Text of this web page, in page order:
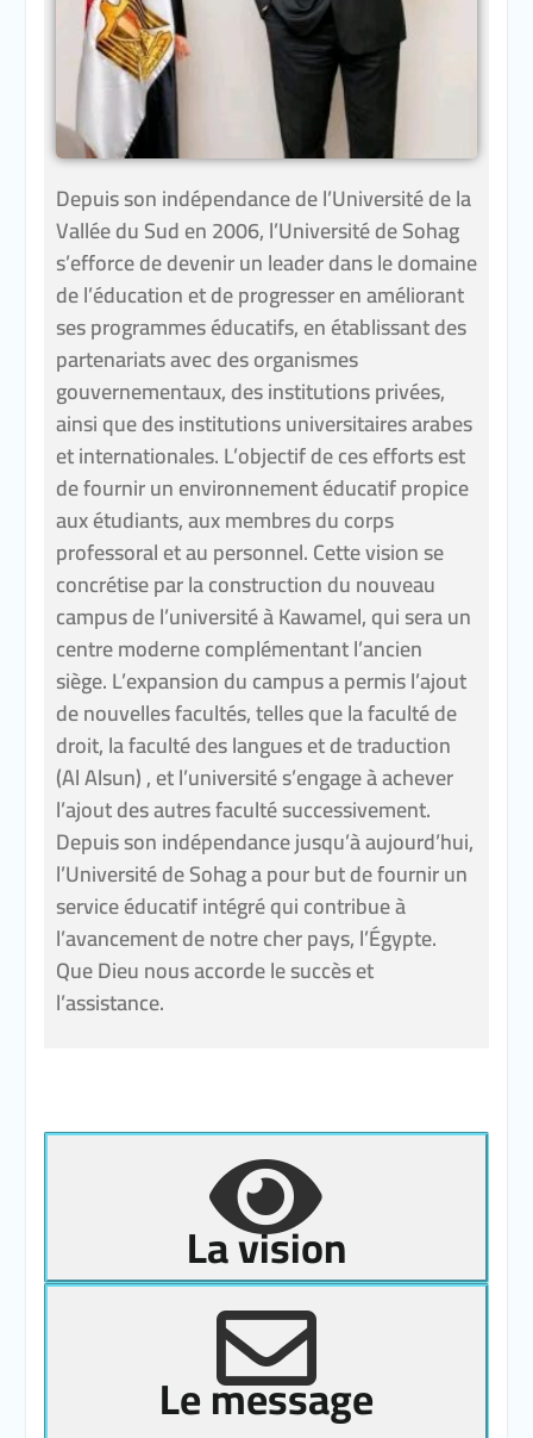
Depuis son indépendance de l’Université de la
Vallée du Sud en 2006, l’Université de Sohag
s’efforce de devenir un leader dans le domaine
de l’éducation et de progresser en améliorant
ses programmes éducatifs, en établissant des
partenariats avec des organismes
gouvernementaux, des institutions privées,
ainsi que des institutions universitaires arabes
et internationales. L’objectif de ces efforts est
de fournir un environnement éducatif propice
aux étudiants, aux membres du corps
professoral et au personnel. Cette vision se
concrétise par la construction du nouveau
campus de l’université à Kawamel, qui sera un
centre moderne complémentant l’ancien
siège. L’expansion du campus a permis l’ajout
de nouvelles facultés, telles que la faculté de
droit, la faculté des langues et de traduction
(Al Alsun) , et l’université s’engage à achever
l’ajout des autres faculté successivement.
Depuis son indépendance jusqu’à aujourd’hui,
l’Université de Sohag a pour but de fournir un
service éducatif intégré qui contribue à
l’avancement de notre cher pays, l’Égypte.
Que Dieu nous accorde le succès et
l’assistance.
La vision
Le message